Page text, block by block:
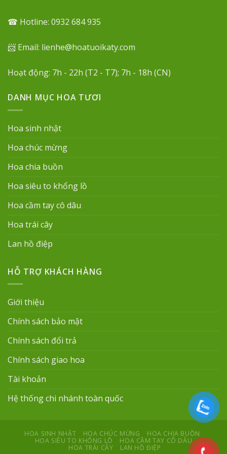
☎ Hotline: 0932 684 935
📨 Email: lienhe@hoatuoikaty.com
Hoạt động: 7h - 22h (T2 - T7); 7h - 18h (CN)
DANH MỤC HOA TƯƠI
Hoa sinh nhật
Hoa chúc mừng
Hoa chia buồn
Hoa siêu to khổng lồ
Hoa cầm tay cô dâu
Hoa trái cây
Lan hồ điệp
HỖ TRỢ KHÁCH HÀNG
Giới thiệu
Chính sách bảo mật
Chính sách đổi trả
Chính sách giao hoa
Tài khoản
Hệ thống chi nhánh toàn quốc
HOA SINH NHẬT HOA CHÚC MỪNG
HOA CHIA BUỒN
HOA SIÊU TO KHỔNG LỒ
HOA CẦM TAY CÔ DÂU
HOA TRÁI CÂY
LAN HỒ ĐIỆP